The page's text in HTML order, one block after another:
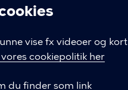
vise fx videoer og kort
cookiepolitik her
du finder som link